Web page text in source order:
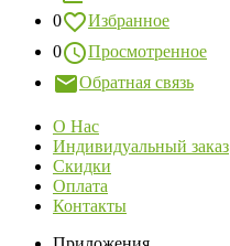
0
Избранное
0
Просмотренное
Обратная связь
О Нас
Индивидуальный заказ
Скидки
Оплата
Контакты